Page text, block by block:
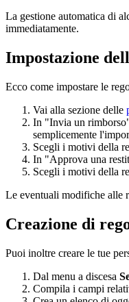
La gestione automatica di
immediatamente.
Impostazione
Ecco come impostare le
Vai alla sezione delle
In "Invia un
semplicemente
Scegli i motivi della
In "Approva una
Scegli i motivi della
Le eventuali modifiche alle
Creazione di
Puoi inoltre creare le tue
Dal menu a discesa
Compila i campi